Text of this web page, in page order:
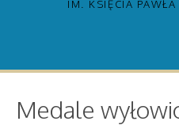
IM. KSIĘCIA
Medale